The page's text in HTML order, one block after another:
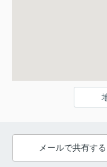
メールで共有する